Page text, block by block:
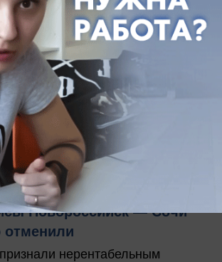
Новороссийск — Сочи
отменили
нерентабельным